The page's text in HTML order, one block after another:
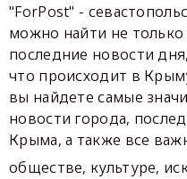
"ForPost" -
можно найти не
последние новости
что происходит в
вы найдете самые
новости города,
Крыма, а также все
обществе, культуре,